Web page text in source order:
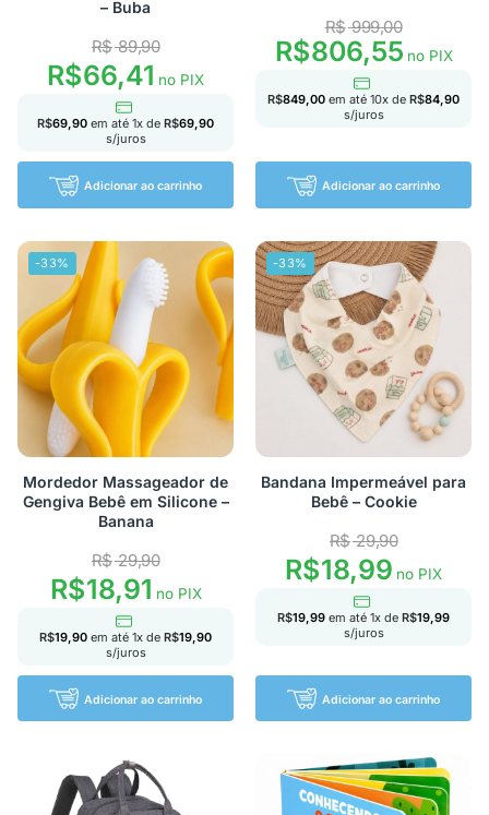
– Buba
R$89,90
R$66,41 no PIX
R$69,90 em até 1x de R$69,90
s/juros
Adicionar ao carrinho
R$999,00
R$806,55no PIX
R$849,00 em até 10x de R$84,90
s/juros
Adicionar ao carrinho
-33%
Mordedor Massageador de
Gengiva Bebê em Silicone –
Banana
R$29,90
R$18,91 no PIX
R$19,90 em até 1x de R$19,90
s/juros
Adicionar ao carrinho
-33%
Bandana Impermeável para
Bebê – Cookie
R$29,90
R$18,99 no PIX
R$19,99 em até 1x de R$19,99
s/juros
Adicionar ao carrinho